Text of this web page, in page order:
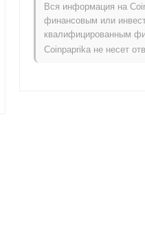
За последние 7 дней
на0.57%. Это указывает
импульса.
Вся информация на
финансовым или
квалифицированным
Coinpaprika не несет